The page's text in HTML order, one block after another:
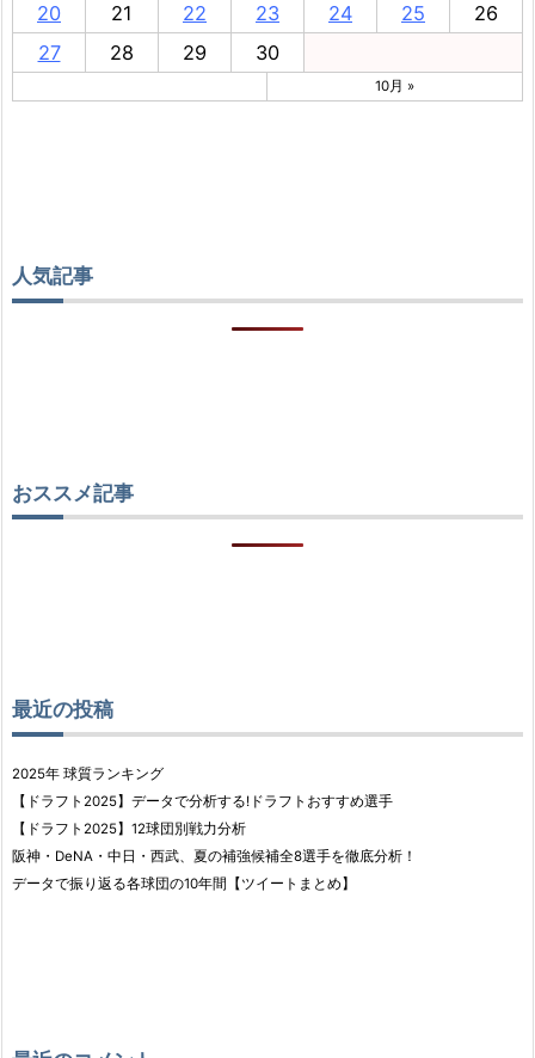
20
21 22 23 24 25
26
27
28 29 30
10月 »
人気記事
おススメ記事
最近の投稿
2025年 球質ランキング
【ドラフト2025】データで分析する!ドラフトおすすめ選手
【ドラフト2025】12球団別戦力分析
阪神・DeNA・中日・西武、夏の補強候補全8選手を徹底分析！
データで振り返る各球団の10年間【ツイートまとめ】